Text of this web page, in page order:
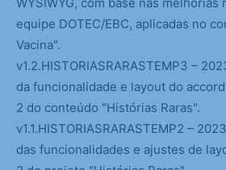
WYSIWYG, com base nas melhorias
equipe DOTEC/EBC, aplicadas no
Vacina".
v1.2.HISTORIASRARASTEMP3 –
da funcionalidade e layout do
2 do conteúdo "Histórias Raras".
v1.1.HISTORIASRARASTEMP2 –
das funcionalidades e ajustes de